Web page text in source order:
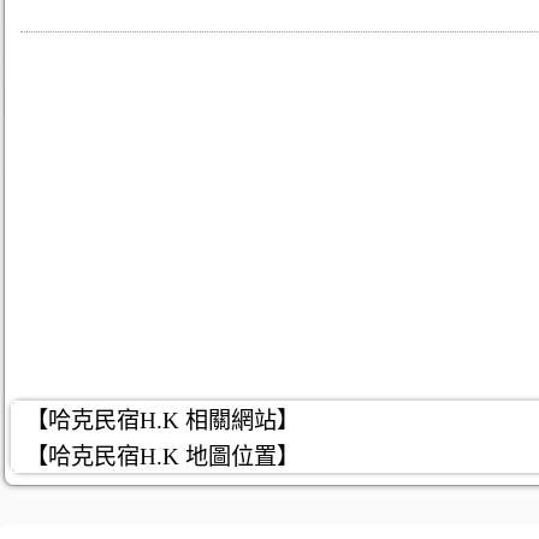
【哈克民宿H.K 相關網站】
【哈克民宿H.K 地圖位置】